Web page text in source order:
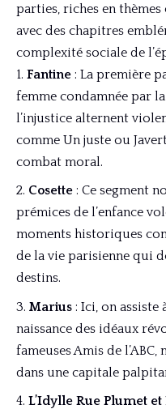
parties, riches en thèmes
avec des chapitres
complexité sociale de
Fantine : La première
femme condamnée par
l’injustice alternent
comme Un juste ou
combat moral.
Cosette : Ce segment
prémices de l’enfance
moments historiques
de la vie parisienne qui
destins.
Marius : Ici, on assiste
naissance des idéaux
fameuses Amis de
dans une capitale
L’Idylle Rue Plumet et